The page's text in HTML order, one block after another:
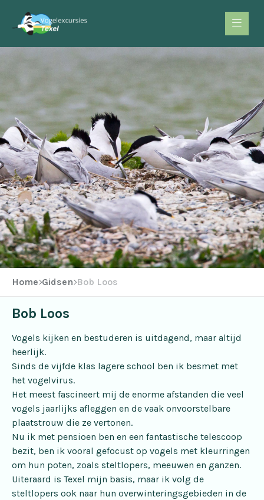
Home Gidsen Bob Loos
Bob Loos
Vogels kijken en bestuderen is uitdagend, maar altijd
heerlijk.
Sinds de vijfde klas lagere school ben ik besmet met
het vogelvirus.
Het meest fascineert mij de enorme afstanden die veel
vogels jaarlijks afleggen en de vaak onvoorstelbare
plaatstrouw die ze vertonen.
Nu ik met pensioen ben en een fantastische telescoop
bezit, ben ik vooral gefocust op vogels met kleurringen
om hun poten, zoals steltlopers, meeuwen en ganzen.
Uiteraard is Texel mijn basis, maar ik volg de
steltlopers ook naar hun overwinteringsgebieden in de